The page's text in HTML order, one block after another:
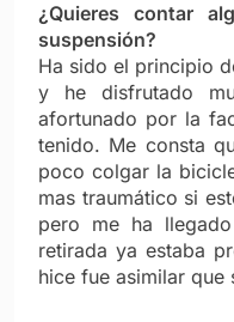
¿Quieres contar
suspensión?
Ha sido el principio
y he disfrutado
afortunado por la
tenido. Me consta
poco colgar la
mas traumático si
pero me ha
retirada ya estaba
hice fue asimilar que